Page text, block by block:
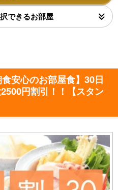
できるお部屋
安心のお部屋食】30日
円割引！！【スタン